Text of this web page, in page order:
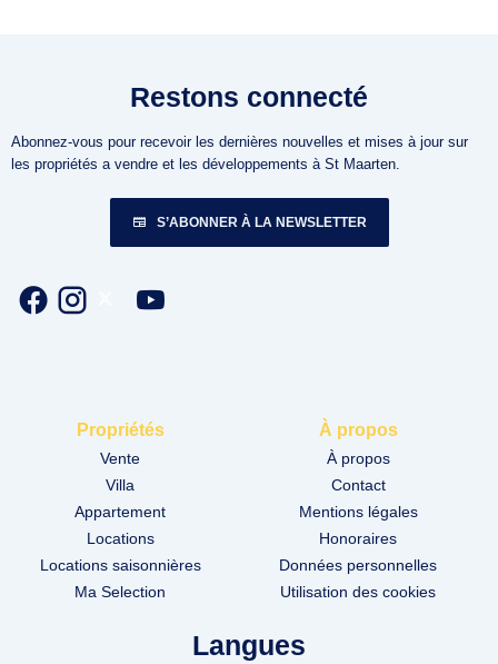
Restons connecté
Abonnez-vous pour recevoir les dernières nouvelles et mises à jour sur
les propriétés a vendre et les développements à St Maarten.
S’ABONNER À LA NEWSLETTER
Propriétés
Vente
Villa
Appartement
Locations
Locations saisonnières
Ma Selection
À propos
À propos
Contact
Mentions légales
Honoraires
Données personnelles
Utilisation des cookies
Langues